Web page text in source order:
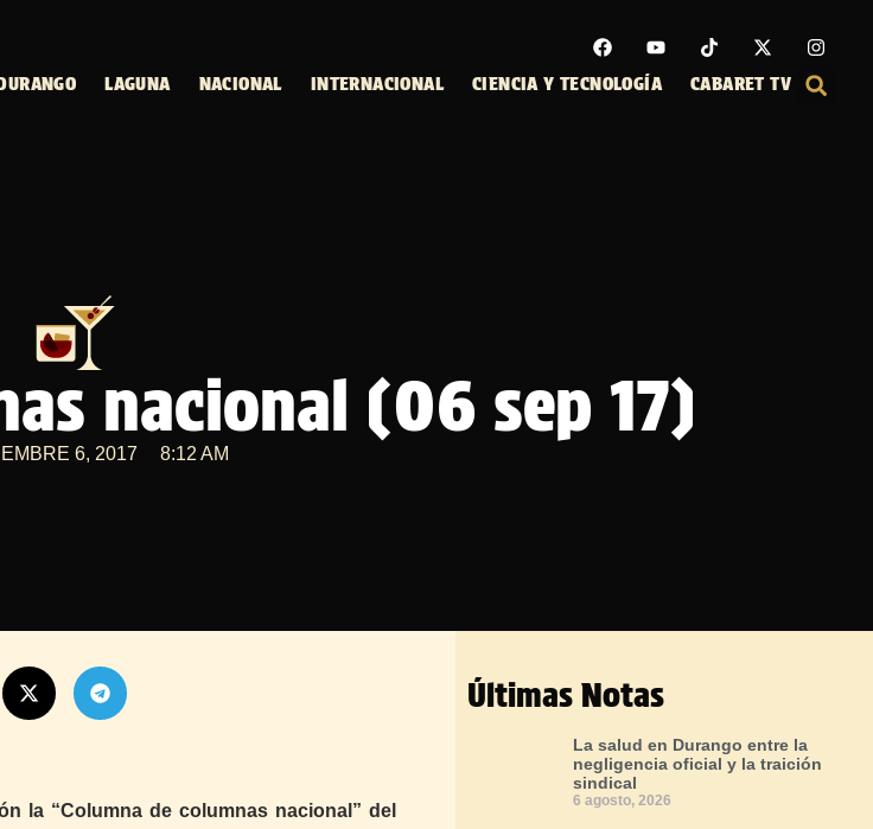
LAGUNA NACIONAL INTERNACIONAL CIENCIA Y TECNOLOGÍA CABARET TV
nacional (06 sep 17)
6, 2017 8:12 AM
la “Columna de columnas nacional” del
Últimas Notas
La salud en Durango entre la
negligencia oficial y la traición
sindical
6 agosto, 2026